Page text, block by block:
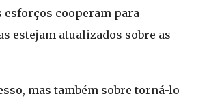
esforços cooperam para
estejam atualizados sobre as
mas também sobre torná-lo